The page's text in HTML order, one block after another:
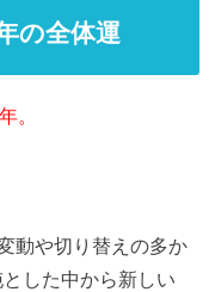
の全体運
。
動や切り替えの多か
した中から新しい